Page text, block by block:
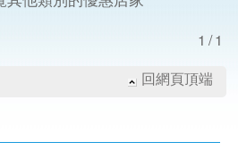
1/1
回網頁頂端